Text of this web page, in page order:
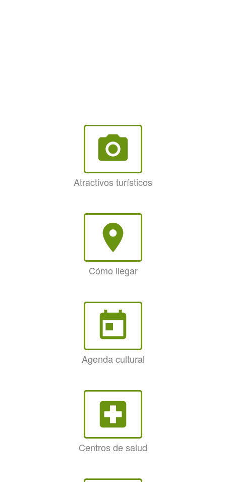
photo_camera
Atractivos turísticos
room
Cómo llegar
today
Agenda cultural
local_hospital
Centros de salud